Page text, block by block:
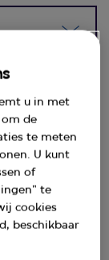
u in met
de
te meten
U kunt
of
te
cookies
beschikbaar